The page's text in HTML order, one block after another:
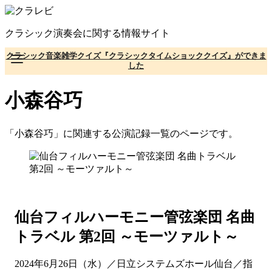
コ
テ
ン
ツ
へ
動
クラシック演奏会に関する情報サイト
クラシック音楽雑学クイズ『クラシックタイムショッククイズ』ができま
した
小森谷巧
「小森谷巧」に関連する公演記録一覧のページです。
仙台フィルハーモニー管弦楽団 名曲
トラベル 第2回 ～モーツァルト～
2024年6月26日（水）／日立システムズホール仙台／指